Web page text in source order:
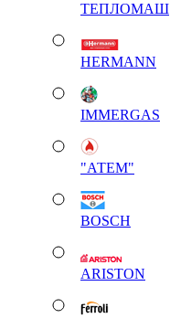
ТЕПЛОМАШ
HERMANN
IMMERGAS
"АТЕМ"
BOSCH
ARISTON